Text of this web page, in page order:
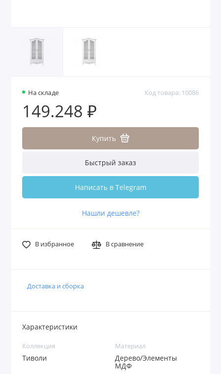
На складе Код товара: 10086
149.248 ₽
Купить
Быстрый заказ
Написать в Telegram
Нашли дешевле?
В избранное В сравнение
Доставка и сборка
Характеристики
Коллекция
Тиволи
Материал
Дерево/Элементы
МДФ